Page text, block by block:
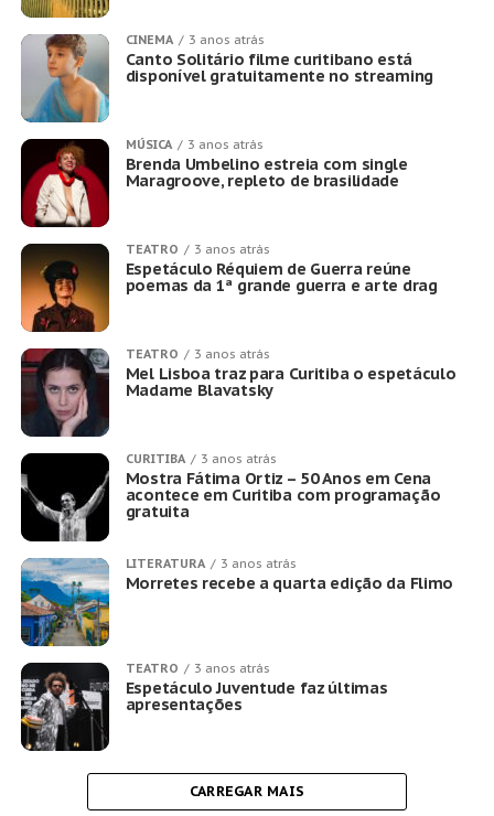
CINEMA 3 anos atrás
Canto Solitário filme curitibano está
disponível gratuitamente no streaming
MÚSICA 3 anos atrás
Brenda Umbelino estreia com single
Maragroove, repleto de brasilidade
TEATRO 3 anos atrás
Espetáculo Réquiem de Guerra reúne
poemas da 1ª grande guerra e arte drag
TEATRO 3 anos atrás
Mel Lisboa traz para Curitiba o espetáculo
Madame Blavatsky
CURITIBA 3 anos atrás
Mostra Fátima Ortiz – 50 Anos em Cena
acontece em Curitiba com programação
gratuita
LITERATURA 3 anos atrás
Morretes recebe a quarta edição da Flimo
TEATRO 3 anos atrás
Espetáculo Juventude faz últimas
apresentações
CARREGAR MAIS